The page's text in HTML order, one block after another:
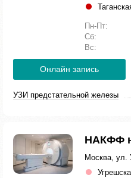
Пн-Пт:
Сб:
Вс:
Онлайн запись
УЗИ предстательной железы
НАКФФ
Москва, ул.